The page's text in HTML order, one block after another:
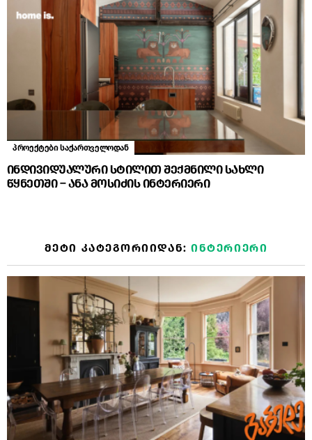
პროექტები საქართველოდან
ინდივიდუალური სტილით შექმნილი სახლი
წყნეთში – ანა მოსიძის ინტერიერი
ᲛᲔᲢᲘ ᲙᲐᲢᲔᲒᲝᲠᲘᲘᲓᲐᲜ:ᲘᲜᲢᲔᲠᲘᲔᲠᲘ